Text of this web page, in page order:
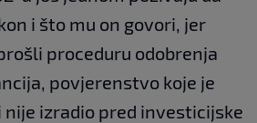
i što mu on govori, jer
proceduru odobrenja
povjerenstvo koje je
izradio pred investicijske